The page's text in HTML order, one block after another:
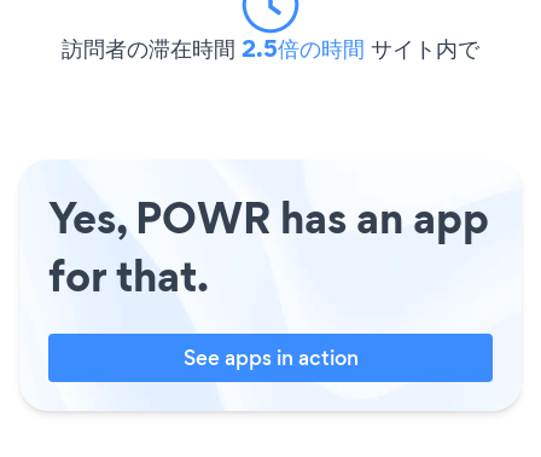
訪問者の滞在時間 2.5倍の時間 サイト内で
Yes, POWR has an app
for that.
See apps in action